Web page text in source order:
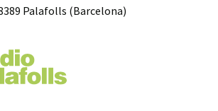
Palafolls (Barcelona)